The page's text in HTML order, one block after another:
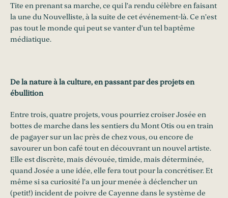
Tite en prenant sa marche, ce qui l’a rendu célèbre en faisant
la une du Nouvelliste, à la suite de cet événement-là. Ce n’est
pas tout le monde qui peut se vanter d’un tel baptême
médiatique.
De la nature à la culture, en passant par des projets en
ébullition
Entre trois, quatre projets, vous pourriez croiser Josée en
bottes de marche dans les sentiers du Mont Otis ou en train
de pagayer sur un lac près de chez vous, ou encore de
savourer un bon café tout en découvrant un nouvel artiste.
Elle est discrète, mais dévouée, timide, mais déterminée,
quand Josée a une idée, elle fera tout pour la concrétiser. Et
même si sa curiosité l’a un jour menée à déclencher un
(petit!) incident de poivre de Cayenne dans le système de